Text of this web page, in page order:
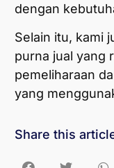
dengan
Selain itu, kami
purna jual yang
pemeliharaan
yang
Share this